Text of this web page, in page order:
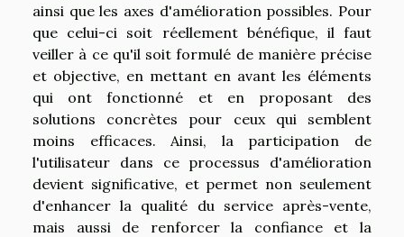
ainsi que les axes d'amélioration possibles. Pour
que celui-ci soit réellement bénéfique, il faut
veiller à ce qu'il soit formulé de manière précise
et objective, en mettant en avant les éléments
qui ont fonctionné et en proposant des
solutions concrètes pour ceux qui semblent
moins efficaces. Ainsi, la participation de
l'utilisateur dans ce processus d'amélioration
devient significative, et permet non seulement
d'enhancer la qualité du service après-vente,
mais aussi de renforcer la confiance et la